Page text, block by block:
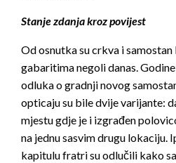
Stanje zdanja kroz povijest
Od osnutka su crkva i
gabaritima negoli danas.
odluka o gradnji novog
opticaju su bile dvije varijante:
mjestu gdje je i izgrađen
na jednu sasvim drugu lokaciju.
kapitulu fratri su odlučili kako